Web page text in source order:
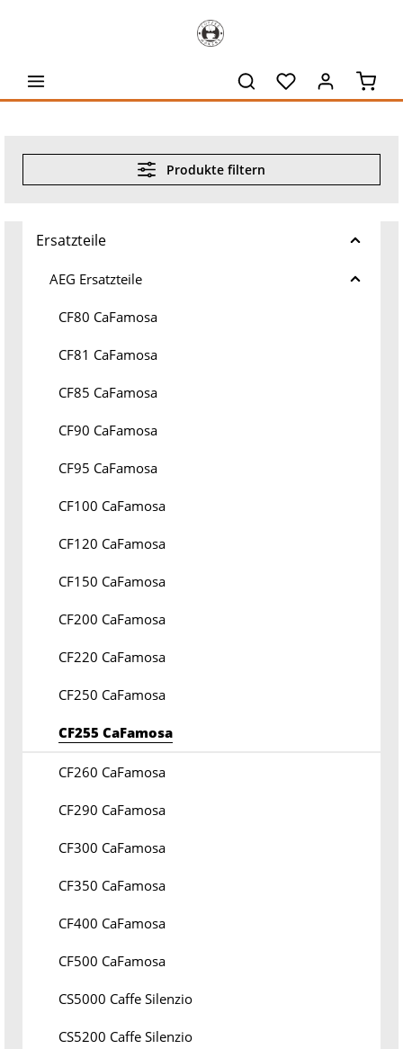
Produkte filtern
Ersatzteile
AEG Ersatzteile
CF80 CaFamosa
CF81 CaFamosa
CF85 CaFamosa
CF90 CaFamosa
CF95 CaFamosa
CF100 CaFamosa
CF120 CaFamosa
CF150 CaFamosa
CF200 CaFamosa
CF220 CaFamosa
CF250 CaFamosa
CF255 CaFamosa
CF260 CaFamosa
CF290 CaFamosa
CF300 CaFamosa
CF350 CaFamosa
CF400 CaFamosa
CF500 CaFamosa
CS5000 Caffe Silenzio
CS5200 Caffe Silenzio